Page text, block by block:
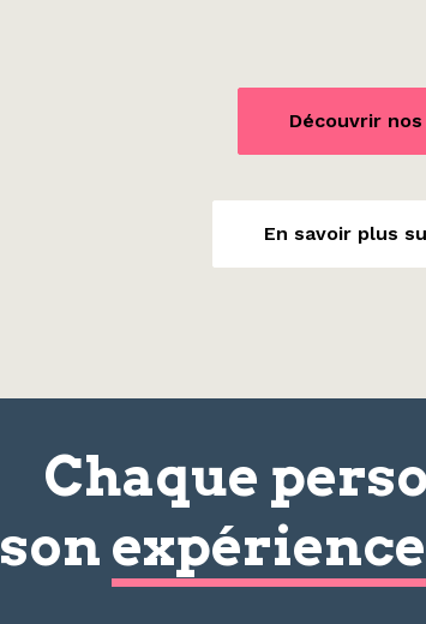
Découvrir
En savoir plus
Chaque
son expérience